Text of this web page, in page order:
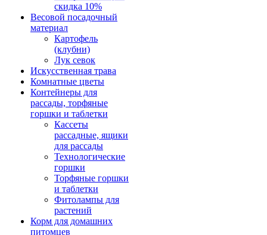
скидка 10%
Весовой посадочный
материал
Картофель
(клубни)
Лук севок
Искусственная трава
Комнатные цветы
Контейнеры для
рассады, торфяные
горшки и таблетки
Кассеты
рассадные, ящики
для рассады
Технологические
горшки
Торфяные горшки
и таблетки
Фитолампы для
растений
Корм для домашних
питомцев